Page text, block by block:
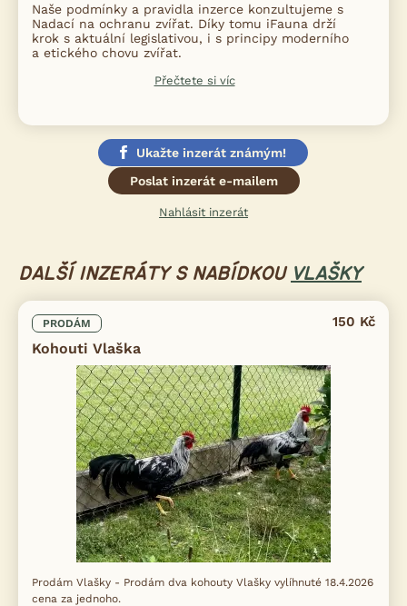
Naše podmínky a pravidla inzerce konzultujeme s
Nadací na ochranu zvířat. Díky tomu iFauna drží
krok s aktuální legislativou, i s principy moderního
a etického chovu zvířat.
Přečtete si víc
Ukažte inzerát známým!
Poslat inzerát e-mailem
Nahlásit inzerát
DALŠÍ INZERÁTY S NABÍDKOU VLAŠKY
PRODÁM
Kohouti Vlaška
150 Kč
Prodám Vlašky - Prodám dva kohouty Vlašky vylíhnuté 18.4.2026
cena za jednoho.